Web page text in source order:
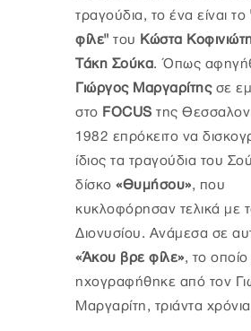
τραγούδια, το ένα είναι το
φίλε" του Κώστα
Τάκη Σούκα. Όπως
Γιώργος Μαργαρίτης σε
στο FOCUS της
1982 επρόκειτο να
ίδιος τα τραγούδια του
δίσκο «Θυμήσου», που
κυκλοφόρησαν τελικά με
Διονυσίου. Ανάμεσα σε
«Άκου βρε φίλε», το οποίο
ηχογραφήθηκε από τον
Μαργαρίτη, τριάντα